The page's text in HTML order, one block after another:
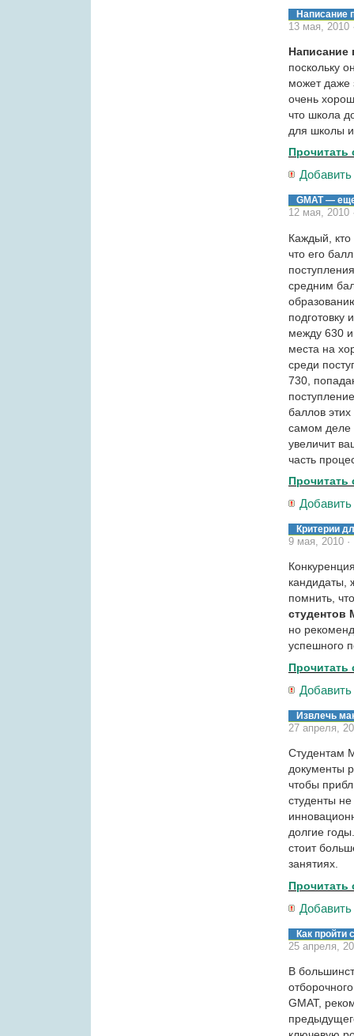
Написание
13 мая, 2010
Написание
поскольку
может даже
очень
что школа
для школы
Прочитать
GMAT —
12 мая, 2010
Каждый, кто
что его
средним
подготовку
между 630
места на
среди
730,
баллов
самом деле
увеличит
часть
Прочитать
Критерии
9 мая, 2010
помнить,
студентов
но
успешного
Прочитать
Извлечь
27 апреля,
Студентам
документы
чтобы
студенты
долгие
стоит
занятиях.
Прочитать
Как пройти
25 апреля,
В
GMAT,